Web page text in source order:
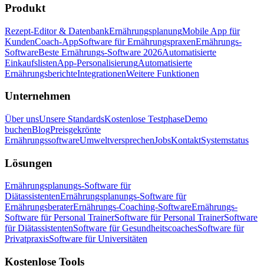
Produkt
Rezept-Editor & DatenbankErnährungsplanungMobile App für
KundenCoach-AppSoftware für ErnährungspraxenErnährungs-
SoftwareBeste Ernährungs-Software 2026Automatisierte
EinkaufslistenApp-PersonalisierungAutomatisierte
ErnährungsberichteIntegrationenWeitere Funktionen
Unternehmen
Über unsUnsere StandardsKostenlose TestphaseDemo
buchenBlogPreisgekrönte
ErnährungssoftwareUmweltversprechenJobsKontaktSystemstatus
Lösungen
Ernährungsplanungs-Software für
DiätassistentenErnährungsplanungs-Software für
ErnährungsberaterErnährungs-Coaching-SoftwareErnährungs-
Software für Personal TrainerSoftware für Personal TrainerSoftware
für DiätassistentenSoftware für GesundheitscoachesSoftware für
PrivatpraxisSoftware für Universitäten
Kostenlose Tools